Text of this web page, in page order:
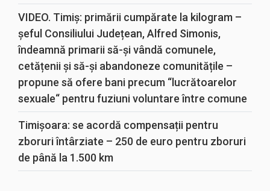
VIDEO. Timiș: primării cumpărate la kilogram –
șeful Consiliului Județean, Alfred Simonis,
îndeamnă primarii să-și vândă comunele,
cetățenii și să-și abandoneze comunitățile –
propune să ofere bani precum “lucrătoarelor
sexuale“ pentru fuziuni voluntare între comune
Timișoara: se acordă compensații pentru
zboruri întârziate – 250 de euro pentru zboruri
de până la 1.500 km